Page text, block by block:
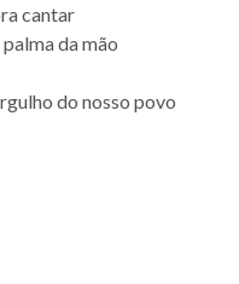
cantar
da mão
do nosso povo